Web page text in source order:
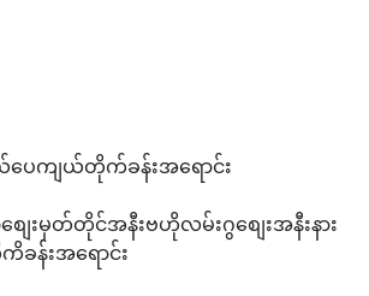
ယ်ပေကျယ်တိုက်ခန်းအရောင်း
ေးမှတ်တိုင်အနီးဗဟိုလမ်းဂွစျေးအနီးနား
န်းအရောင်း